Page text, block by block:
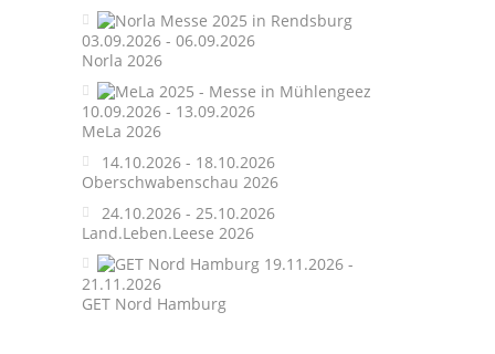
03.09.2026 - 06.09.2026
Norla 2026
10.09.2026 - 13.09.2026
MeLa 2026
14.10.2026 - 18.10.2026
Oberschwabenschau 2026
24.10.2026 - 25.10.2026
Land.Leben.Leese 2026
19.11.2026 -
21.11.2026
GET Nord Hamburg